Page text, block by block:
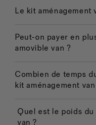
Le kit aménagement
Peut-on payer en
amovible van ?
Combien de temps
kit aménagement van
Quel est le poids
van ?